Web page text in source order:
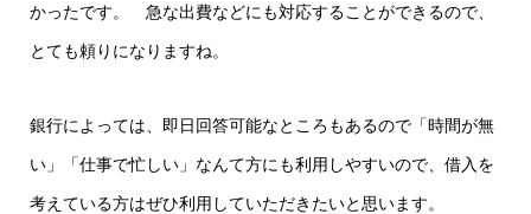
かったです。 急な出費などにも対応することができるので、
とても頼りになりますね。
銀行によっては、即日回答可能なところもあるので「時間が無
い」「仕事で忙しい」なんて方にも利用しやすいので、借入を
考えている方はぜひ利用していただきたいと思います。